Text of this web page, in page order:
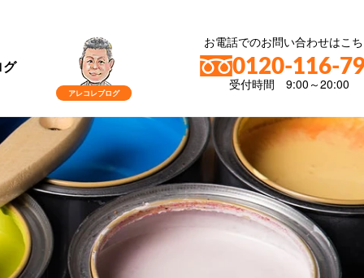
お電話でのお問い合わせはこ
0120-116-
受付時間 9:00～20:00